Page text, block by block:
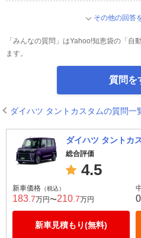
その他の回答
「みんなの質問」はYahoo!知恵袋の「
ます。
質問を
ダイハツ タントカスタムの質問一
ダイハツ タントカ
総合評価
4.5
新車価格 （税込）
183 .7万円〜210 .7万円
新車見積もり(無料)
0